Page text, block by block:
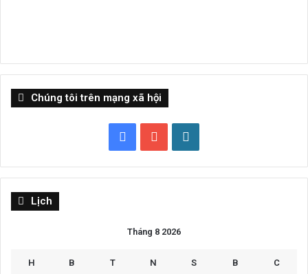
Chúng tôi trên mạng xã hội
FacebookYouTube
Lịch
Tháng 8 2026
H B T N S B C